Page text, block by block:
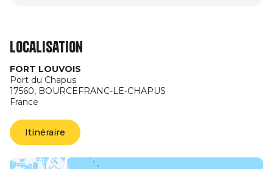
Localisation
FORT LOUVOIS
Port du Chapus
17560, BOURCEFRANC-LE-CHAPUS
France
Itinéraire